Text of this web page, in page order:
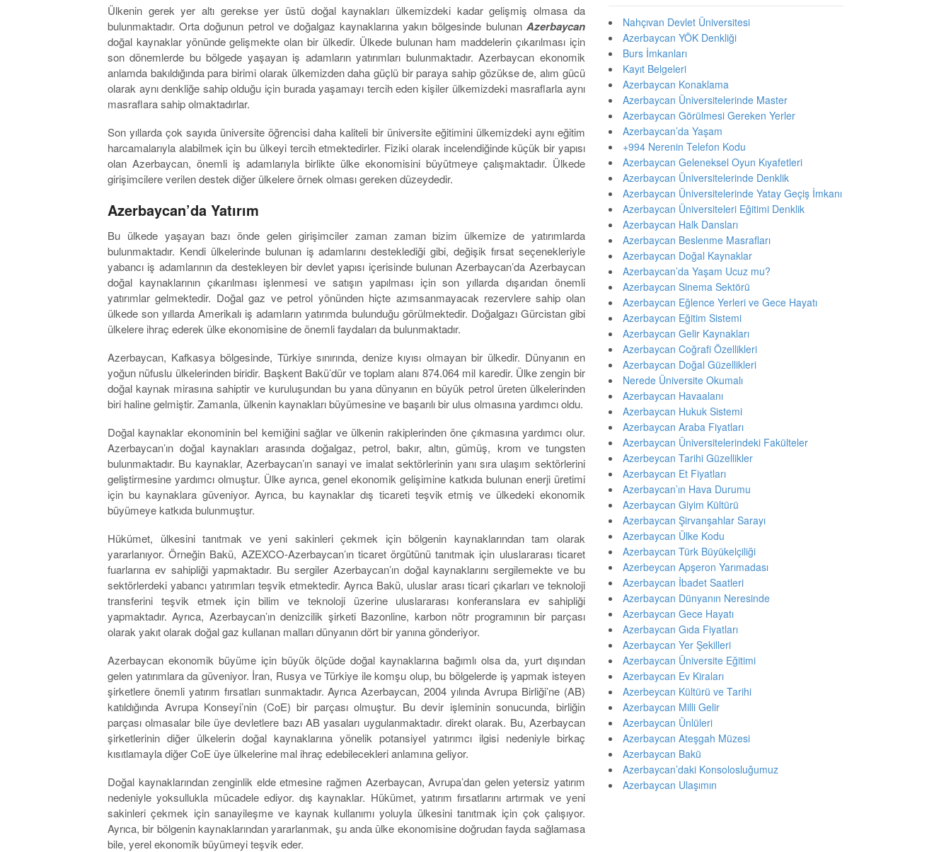
Ülkenin gerek yer altı gerekse yer üstü doğal kaynakları ülkemizdeki kadar gelişmiş olmasa da
bulunmaktadır. Orta doğunun petrol ve doğalgaz kaynaklarına yakın bölgesinde bulunan Azerbaycan
doğal kaynaklar yönünde gelişmekte olan bir ülkedir. Ülkede bulunan ham maddelerin çıkarılması için
son dönemlerde bu bölgede yaşayan iş adamların yatırımları bulunmaktadır. Azerbaycan ekonomik
anlamda bakıldığında para birimi olarak ülkemizden daha güçlü bir paraya sahip gözükse de, alım gücü
olarak aynı denkliğe sahip olduğu için burada yaşamayı tercih eden kişiler ülkemizdeki masraflarla aynı
masraflara sahip olmaktadırlar.
Son yıllarda çok sayıda üniversite öğrencisi daha kaliteli bir üniversite eğitimini ülkemizdeki aynı eğitim
harcamalarıyla alabilmek için bu ülkeyi tercih etmektedirler. Fiziki olarak incelendiğinde küçük bir yapısı
olan Azerbaycan, önemli iş adamlarıyla birlikte ülke ekonomisini büyütmeye çalışmaktadır. Ülkede
girişimcilere verilen destek diğer ülkelere örnek olması gereken düzeydedir.
Azerbaycan’da Yatırım
Bu ülkede yaşayan bazı önde gelen girişimciler zaman zaman bizim ülkemize de yatırımlarda
bulunmaktadır. Kendi ülkelerinde bulunan iş adamlarını desteklediği gibi, değişik fırsat seçenekleriyle
yabancı iş adamlarının da destekleyen bir devlet yapısı içerisinde bulunan Azerbaycan’da Azerbaycan
doğal kaynaklarının çıkarılması işlenmesi ve satışın yapılması için son yıllarda dışarıdan önemli
yatırımlar gelmektedir. Doğal gaz ve petrol yönünden hiçte azımsanmayacak rezervlere sahip olan
ülkede son yıllarda Amerikalı iş adamların yatırımda bulunduğu görülmektedir. Doğalgazı Gürcistan gibi
ülkelere ihraç ederek ülke ekonomisine de önemli faydaları da bulunmaktadır.
Azerbaycan, Kafkasya bölgesinde, Türkiye sınırında, denize kıyısı olmayan bir ülkedir. Dünyanın en
yoğun nüfuslu ülkelerinden biridir. Başkent Bakü’dür ve toplam alanı 874.064 mil karedir. Ülke zengin bir
doğal kaynak mirasına sahiptir ve kuruluşundan bu yana dünyanın en büyük petrol üreten ülkelerinden
biri haline gelmiştir. Zamanla, ülkenin kaynakları büyümesine ve başarılı bir ulus olmasına yardımcı oldu.
Doğal kaynaklar ekonominin bel kemiğini sağlar ve ülkenin rakiplerinden öne çıkmasına yardımcı olur.
Azerbaycan’ın doğal kaynakları arasında doğalgaz, petrol, bakır, altın, gümüş, krom ve tungsten
bulunmaktadır. Bu kaynaklar, Azerbaycan’ın sanayi ve imalat sektörlerinin yanı sıra ulaşım sektörlerini
geliştirmesine yardımcı olmuştur. Ülke ayrıca, genel ekonomik gelişimine katkıda bulunan enerji üretimi
için bu kaynaklara güveniyor. Ayrıca, bu kaynaklar dış ticareti teşvik etmiş ve ülkedeki ekonomik
büyümeye katkıda bulunmuştur.
Hükümet, ülkesini tanıtmak ve yeni sakinleri çekmek için bölgenin kaynaklarından tam olarak
yararlanıyor. Örneğin Bakü, AZEXCO-Azerbaycan’ın ticaret örgütünü tanıtmak için uluslararası ticaret
fuarlarına ev sahipliği yapmaktadır. Bu sergiler Azerbaycan’ın doğal kaynaklarını sergilemekte ve bu
sektörlerdeki yabancı yatırımları teşvik etmektedir. Ayrıca Bakü, uluslar arası ticari çıkarları ve teknoloji
transferini teşvik etmek için bilim ve teknoloji üzerine uluslararası konferanslara ev sahipliği
yapmaktadır. Ayrıca, Azerbaycan’ın denizcilik şirketi Bazonline, karbon nötr programının bir parçası
olarak yakıt olarak doğal gaz kullanan malları dünyanın dört bir yanına gönderiyor.
Azerbaycan ekonomik büyüme için büyük ölçüde doğal kaynaklarına bağımlı olsa da, yurt dışından
gelen yatırımlara da güveniyor. İran, Rusya ve Türkiye ile komşu olup, bu bölgelerde iş yapmak isteyen
şirketlere önemli yatırım fırsatları sunmaktadır. Ayrıca Azerbaycan, 2004 yılında Avrupa Birliği’ne (AB)
katıldığında Avrupa Konseyi’nin (CoE) bir parçası olmuştur. Bu devir işleminin sonucunda, birliğin
parçası olmasalar bile üye devletlere bazı AB yasaları uygulanmaktadır. direkt olarak. Bu, Azerbaycan
şirketlerinin diğer ülkelerin doğal kaynaklarına yönelik potansiyel yatırımcı ilgisi nedeniyle birkaç
kısıtlamayla diğer CoE üye ülkelerine mal ihraç edebilecekleri anlamına geliyor.
Doğal kaynaklarından zenginlik elde etmesine rağmen Azerbaycan, Avrupa’dan gelen yetersiz yatırım
nedeniyle yoksullukla mücadele ediyor. dış kaynaklar. Hükümet, yatırım fırsatlarını artırmak ve yeni
sakinleri çekmek için sanayileşme ve kaynak kullanımı yoluyla ülkesini tanıtmak için çok çalışıyor.
Ayrıca, bir bölgenin kaynaklarından yararlanmak, şu anda ülke ekonomisine doğrudan fayda sağlamasa
bile, yerel ekonomik büyümeyi teşvik eder.
Nahçıvan Devlet Üniversitesi
Azerbaycan YÖK Denkliği
Burs İmkanları
Kayıt Belgeleri
Azerbaycan Konaklama
Azerbaycan Üniversitelerinde Master
Azerbaycan Görülmesi Gereken Yerler
Azerbaycan’da Yaşam
+994 Nerenin Telefon Kodu
Azerbaycan Geleneksel Oyun Kıyafetleri
Azerbaycan Üniversitelerinde Denklik
Azerbaycan Üniversitelerinde Yatay Geçiş İmkanı
Azerbaycan Üniversiteleri Eğitimi Denklik
Azerbaycan Halk Dansları
Azerbaycan Beslenme Masrafları
Azerbaycan Doğal Kaynaklar
Azerbaycan’da Yaşam Ucuz mu?
Azerbaycan Sinema Sektörü
Azerbaycan Eğlence Yerleri ve Gece Hayatı
Azerbaycan Eğitim Sistemi
Azerbaycan Gelir Kaynakları
Azerbaycan Coğrafi Özellikleri
Azerbaycan Doğal Güzellikleri
Nerede Üniversite Okumalı
Azerbaycan Havaalanı
Azerbaycan Hukuk Sistemi
Azerbaycan Araba Fiyatları
Azerbaycan Üniversitelerindeki Fakülteler
Azerbeycan Tarihi Güzellikler
Azerbaycan Et Fiyatları
Azerbaycan’ın Hava Durumu
Azerbaycan Giyim Kültürü
Azerbaycan Şirvanşahlar Sarayı
Azerbaycan Ülke Kodu
Azerbaycan Türk Büyükelçiliği
Azerbeycan Apşeron Yarımadası
Azerbaycan İbadet Saatleri
Azerbaycan Dünyanın Neresinde
Azerbaycan Gece Hayatı
Azerbaycan Gıda Fiyatları
Azerbaycan Yer Şekilleri
Azerbaycan Üniversite Eğitimi
Azerbaycan Ev Kiraları
Azerbeycan Kültürü ve Tarihi
Azerbaycan Milli Gelir
Azerbaycan Ünlüleri
Azerbaycan Ateşgah Müzesi
Azerbaycan Bakü
Azerbaycan’daki Konsolosluğumuz
Azerbaycan Ulaşımın